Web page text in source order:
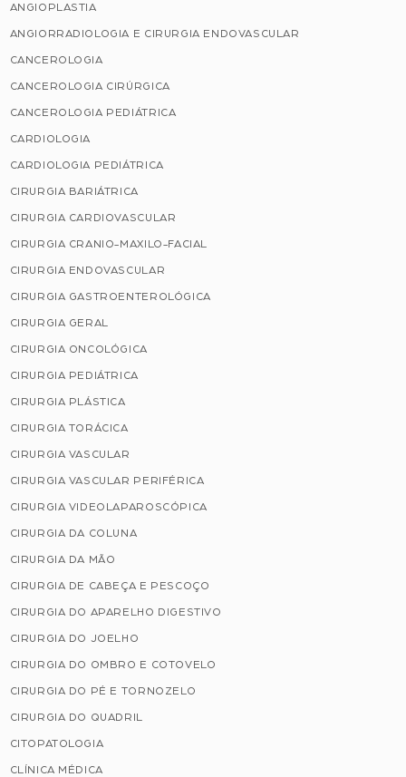
ANGIOPLASTIA
ANGIORRADIOLOGIA E CIRURGIA ENDOVASCULAR
CANCEROLOGIA
CANCEROLOGIA CIRÚRGICA
CANCEROLOGIA PEDIÁTRICA
CARDIOLOGIA
CARDIOLOGIA PEDIÁTRICA
CIRURGIA BARIÁTRICA
CIRURGIA CARDIOVASCULAR
CIRURGIA CRANIO-MAXILO-FACIAL
CIRURGIA ENDOVASCULAR
CIRURGIA GASTROENTEROLÓGICA
CIRURGIA GERAL
CIRURGIA ONCOLÓGICA
CIRURGIA PEDIÁTRICA
CIRURGIA PLÁSTICA
CIRURGIA TORÁCICA
CIRURGIA VASCULAR
CIRURGIA VASCULAR PERIFÉRICA
CIRURGIA VIDEOLAPAROSCÓPICA
CIRURGIA DA COLUNA
CIRURGIA DA MÃO
CIRURGIA DE CABEÇA E PESCOÇO
CIRURGIA DO APARELHO DIGESTIVO
CIRURGIA DO JOELHO
CIRURGIA DO OMBRO E COTOVELO
CIRURGIA DO PÉ E TORNOZELO
CIRURGIA DO QUADRIL
CITOPATOLOGIA
CLÍNICA MÉDICA